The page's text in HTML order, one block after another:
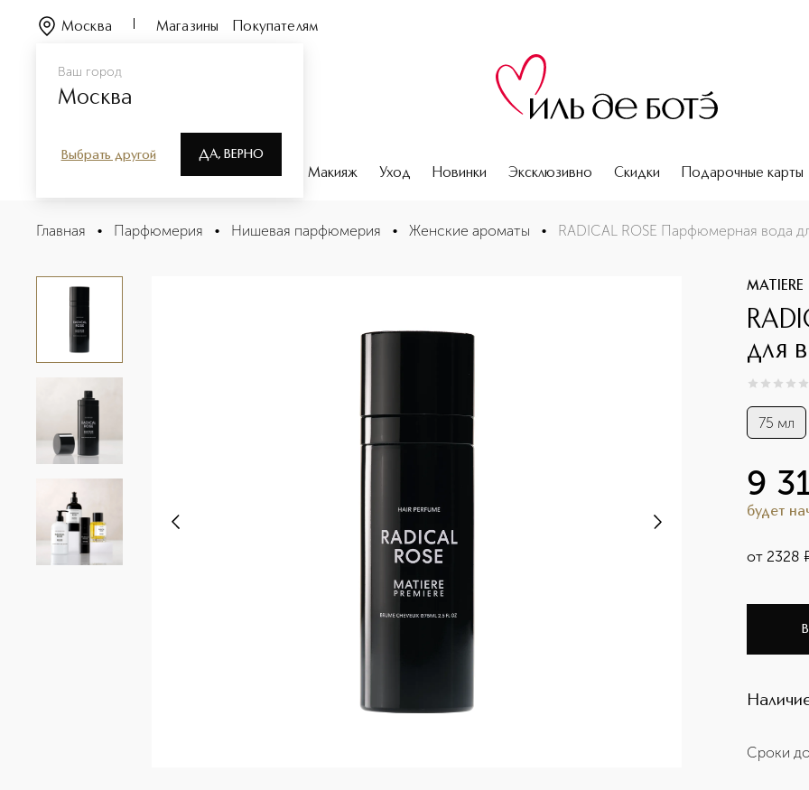
Ваш город
Москва
Выбрать другой ДА, ВЕРНО
Москва Магазины Покупателям
Парфюмерия Макияж Уход Новинки Эксклюзивно Скидки Подарочные карты
RADICAL ROSE Парфюмерная вода для волос
Описание
Главная • Парфюмерия • Нишевая парфюмерия • Женские ароматы • RADICAL ROSE Парфюмерная вода
MATIERE
для
0из 0
75 мл
9
будет
от 2328
Сроки